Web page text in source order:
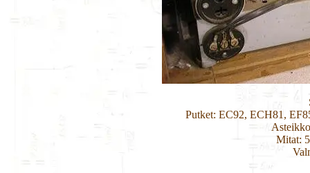
Putket: EC92, ECH81,
Mitat: